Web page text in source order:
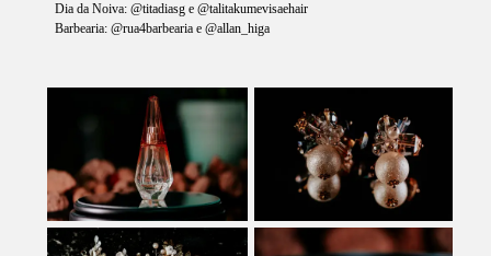
Dia da Noiva: @titadiasg e @talitakumevisaehair
Barbearia: @rua4barbearia e @allan_higa